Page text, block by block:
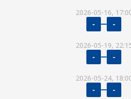
2026-05-16,
- -
2026-05-19,
- -
2026-05-24,
- -